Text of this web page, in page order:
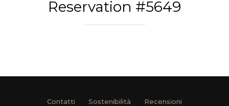
Reservation #5649
Contatti Sostenibilità
Recensioni